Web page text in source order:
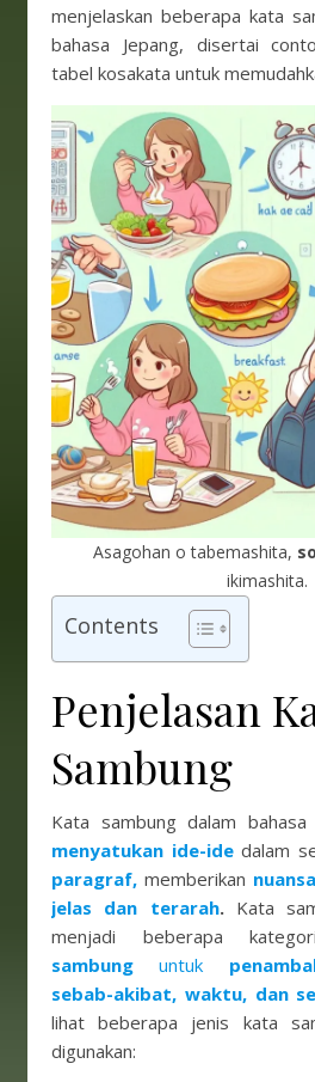
menjelaskan beberapa kata
bahasa Jepang, disertai
tabel kosakata untuk
Asagohan o tabemashita,
ikimashita.
Contents
Penjelasan
Sambung
Kata sambung dalam bahasa
menyatukan ide-idedalam
paragraf, memberikan
jelas dan terarah.Kata
menjadi beberapa
sambung untuk
sebab-akibat, waktu, dan
lihat beberapa jenis kata
digunakan: